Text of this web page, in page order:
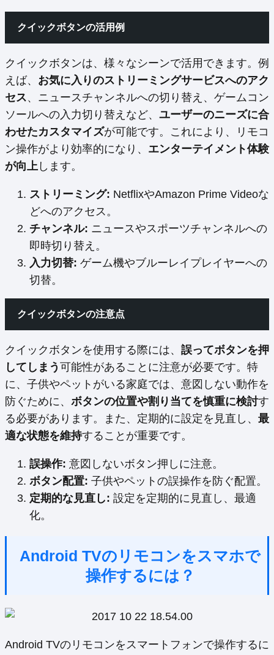
クイックボタンの活用例
クイックボタンは、様々なシーンで活用できます。例
えば、 お気に入りのストリーミングサービスへのアク
セス、ニュースチャンネルへの切り替え、ゲームコン
ソールへの入力切り替えなど、 ユーザーのニーズに合
わせたカスタマイズが可能です。これにより、リモコ
ン操作がより効率的になり、 エンターテイメント体験
が向上 します。
ストリーミング: NetflixやAmazon Prime Videoな
どへのアクセス。
チャンネル: ニュースやスポーツチャンネルへの
即時切り替え。
入力切替: ゲーム機やブルーレイプレイヤーへの
切替。
クイックボタンの注意点
クイックボタンを使用する際には、 誤ってボタンを押
してしまう 可能性があることに注意が必要です。特
に、子供やペットがいる家庭では、意図しない動作を
防ぐために、 ボタンの位置や割り当てを慎重に検討す
る必要があります。また、定期的に設定を見直し、 最
適な状態を維持することが重要です。
誤操作: 意図しないボタン押しに注意。
ボタン配置: 子供やペットの誤操作を防ぐ配置。
定期的な見直し: 設定を定期的に見直し、最適
化。
Android TVのリモコンをスマホで
操作するには？
Android TVのリモコンをスマートフォンで操作するに